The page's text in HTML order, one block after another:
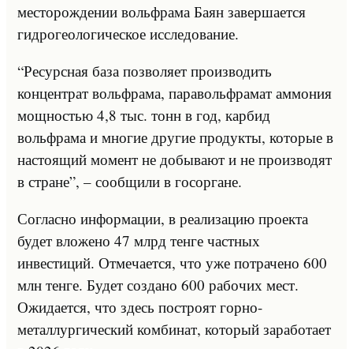
месторождении вольфрама Баян завершается
гидрогеологическое исследование.
“Ресурсная база позволяет производить
концентрат вольфрама, паравольфрамат аммония
мощностью 4,8 тыс. тонн в год, карбид
вольфрама и многие другие продукты, которые в
настоящий момент не добывают и не производят
в стране”, – сообщили в госоргане.
Согласно информации, в реализацию проекта
будет вложено 47 млрд тенге частных
инвестиций. Отмечается, что уже потрачено 600
млн тенге. Будет создано 600 рабочих мест.
Ожидается, что здесь построят горно-
металлургический комбинат, который заработает